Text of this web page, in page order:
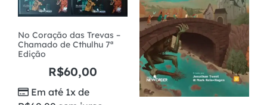
No Coração das Trevas –
Chamado de Cthulhu 7ª
Edição
R$60,00
Em até 1x de